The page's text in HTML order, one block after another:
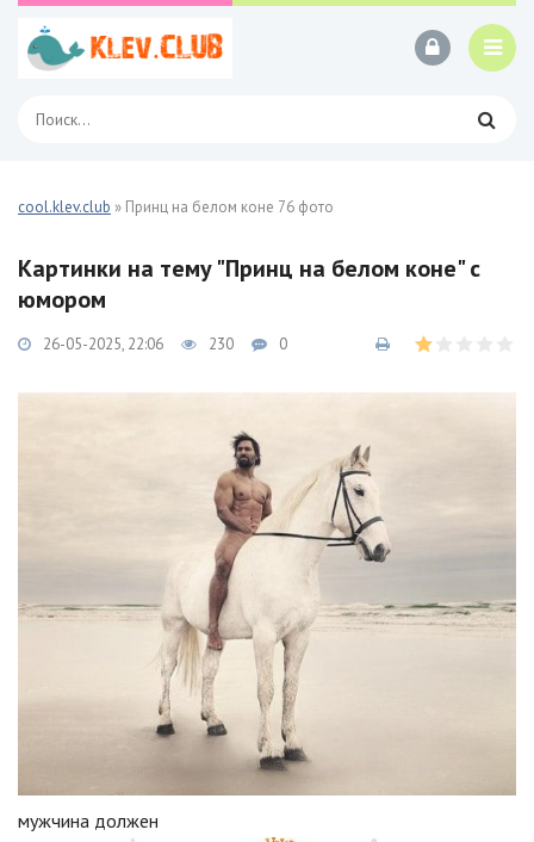
cool.klev.club » Принц на белом коне 76 фото
Картинки на тему "Принц на белом коне" с
юмором
26-05-2025, 22:06 230 0
мужчина должен